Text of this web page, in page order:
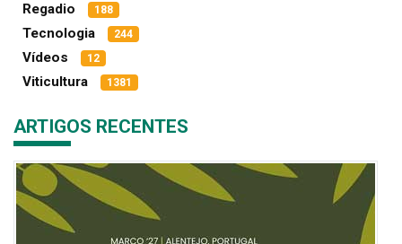
Regadio 188
Tecnologia 244
Vídeos 12
Viticultura 1381
ARTIGOS RECENTES